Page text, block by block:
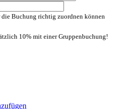
Buchung richtig zuordnen können
10% mit einer Gruppenbuchung!